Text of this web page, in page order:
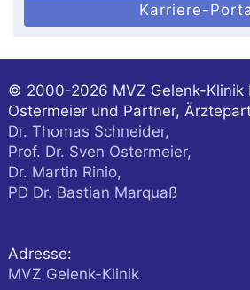
Karriere-
© 2000-2026 MVZ Gelenk-Klinik
Ostermeier und Partner,
Dr. Thomas Schneider,
Prof. Dr. Sven Ostermeier,
Dr. Martin Rinio,
PD Dr. Bastian Marquaß
Adresse:
MVZ Gelenk-Klinik